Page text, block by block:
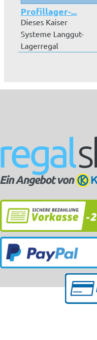
Profillager-...
Dieses Kaiser
Systeme Langgut-
Lagerregal